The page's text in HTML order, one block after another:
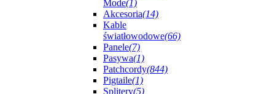
Mode(1)
Akcesoria(14)
Kable
światłowodowe(66)
Panele(7)
Pasywa(1)
Patchcordy(844)
Pigtaile(1)
Splitery(5)